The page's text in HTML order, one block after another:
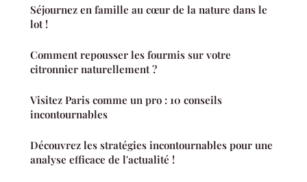
Séjournez en famille au cœur de la nature dans le
lot !
Comment repousser les fourmis sur votre
citronnier naturellement ?
Visitez Paris comme un pro : 10 conseils
incontournables
Découvrez les stratégies incontournables pour une
analyse efficace de l'actualité !